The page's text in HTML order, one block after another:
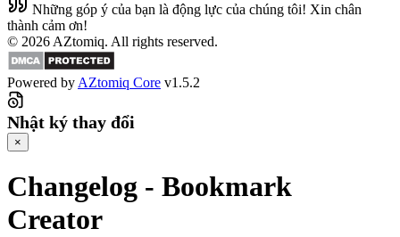
Những góp ý của bạn là động lực của chúng tôi! Xin chân
thành cảm ơn!
© 2026 AZtomiq. All rights reserved.
Powered by AZtomiq Core v1.5.2
Nhật ký thay đổi
×
Changelog - Bookmark
Creator